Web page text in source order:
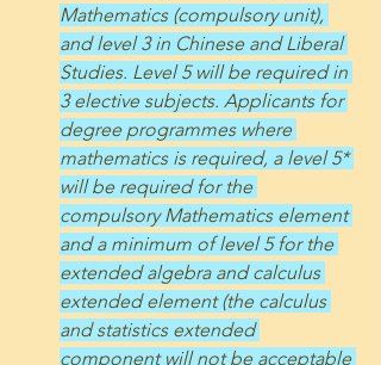
Mathematics (compulsory unit),
and level 3 in Chinese and Liberal
Studies. Level 5 will be required in
3 elective subjects. Applicants for
degree programmes where
mathematics is required, a level 5*
will be required for the
compulsory Mathematics element
and a minimum of level 5 for the
extended algebra and calculus
extended element (the calculus
and statistics extended
component will not be acceptable